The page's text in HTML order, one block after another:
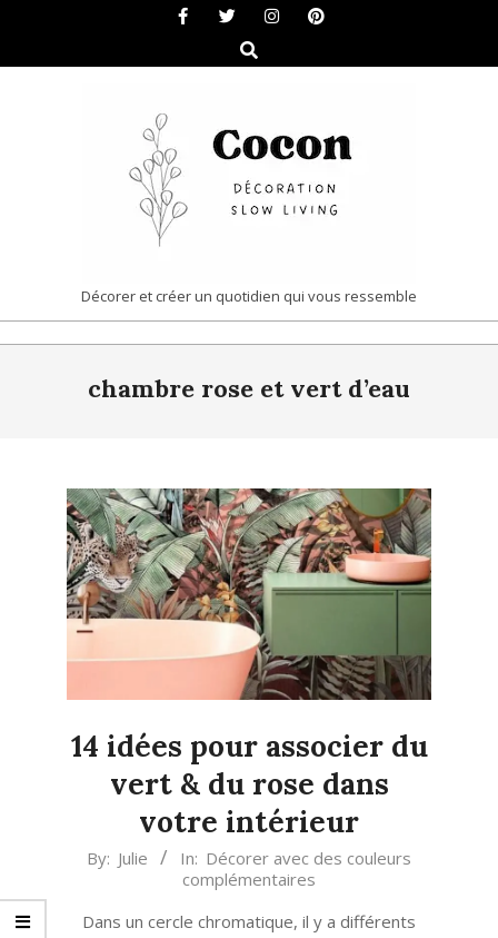
content
Search
COCON
|
DÉCORATION
LIVING
Décorer et créer un quotidien qui vous ressemble
chambre rose et vert d’eau
14 idées pour associer du
vert & du rose dans
votre intérieur
2023-
20
By: Julie In: Décorer avec des couleurs
complémentaires
Dans un cercle chromatique, il y a différents